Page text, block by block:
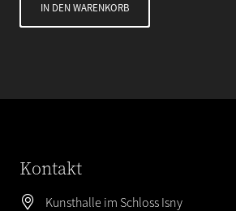
IN DEN WARENKORB
Kontakt
Kunsthalle im Schloss Isny